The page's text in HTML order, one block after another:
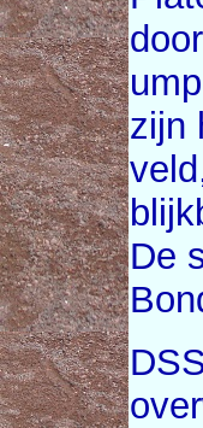
zijn
De